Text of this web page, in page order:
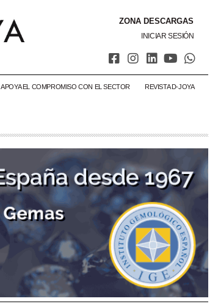
ZONA DESCARGAS
INICIAR SESIÓN
APOYA EL COMPROMISO CON EL SECTOR REVISTA D-JOYA